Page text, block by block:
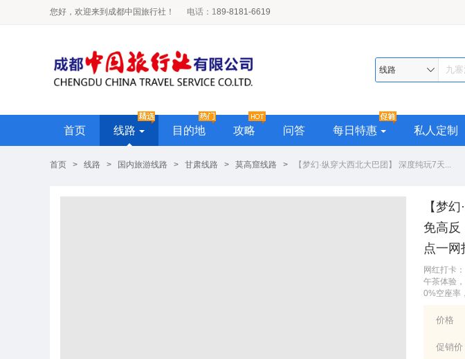
您好，欢迎来到成都中国旅行社！ 电话 ：189-8181-6619
线路
首页 线路 目的地 攻略 问答 每日特惠 私人定制
首页 > 线路 > 国内旅游线路 > 甘肃线路 > 莫高窟线路 > 【梦幻·纵穿大西北大巴团】 深度纯玩7天...
【梦
免高反
点一网
网红打卡
午茶体验
0%空座率
价格
促销价